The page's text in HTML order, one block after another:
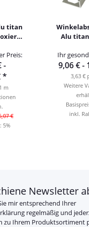
titan
Preis:
-
*
m
€
5%
Alu
Ihr
9,06 € -
3,63 €
Weitere
inkl.
Newsletter
mir entsprechend Ihrer
regelmäßig und
zu Ihrem Produktsortiment